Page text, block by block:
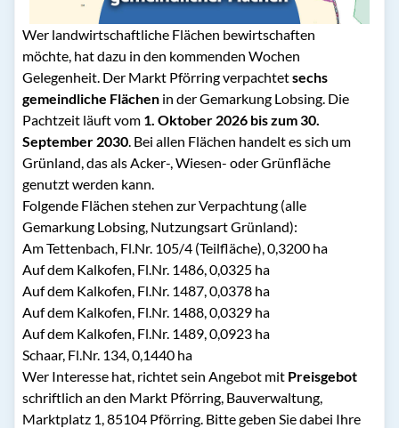
Wer landwirtschaftliche Flächen bewirtschaften
möchte, hat dazu in den kommenden Wochen
Gelegenheit. Der Markt Pförring verpachtetsechs
gemeindliche Flächen in der Gemarkung Lobsing. Die
Pachtzeit läuft vom 1. Oktober 2026 bis zum 30.
September 2030. Bei allen Flächen handelt es sich um
Grünland, das als Acker-, Wiesen- oder Grünfläche
genutzt werden kann.
Folgende Flächen stehen zur Verpachtung (alle
Gemarkung Lobsing, Nutzungsart Grünland):
Am Tettenbach, Fl.Nr. 105/4 (Teilfläche), 0,3200 ha
Auf dem Kalkofen, Fl.Nr. 1486, 0,0325 ha
Auf dem Kalkofen, Fl.Nr. 1487, 0,0378 ha
Auf dem Kalkofen, Fl.Nr. 1488, 0,0329 ha
Auf dem Kalkofen, Fl.Nr. 1489, 0,0923 ha
Schaar, Fl.Nr. 134, 0,1440 ha
Wer Interesse hat, richtet sein Angebot mit Preisgebot
schriftlich an den Markt Pförring, Bauverwaltung,
Marktplatz 1, 85104 Pförring. Bitte geben Sie dabei Ihre